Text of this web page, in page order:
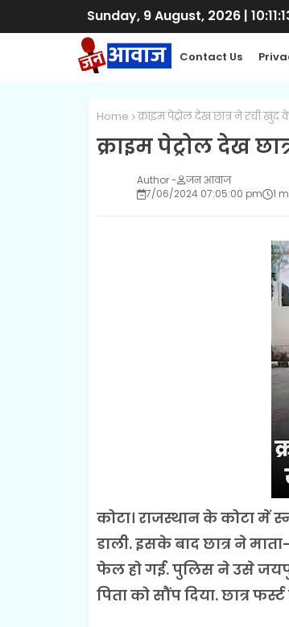
Sunday, 9 August, 2026|
Contact Us
Home क्राइम पेट्रोल देख छात्र ने रची
क्राइम पेट्रोल देख
जन आवाज
7/06/2024 07:05:00 pm
1
कोटा। राजस्थान के कोटा में
डाली. इसके बाद छात्र ने
फेल हो गई. पुलिस ने उसे
पिता को सौंप दिया. छात्र